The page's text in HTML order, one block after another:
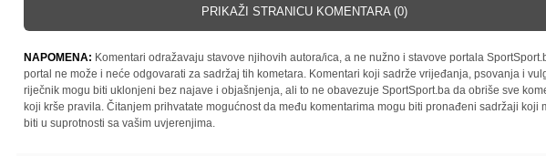
PRIKAŽI STRANICU KOMENTARA (0)
NAPOMENA: Komentari odražavaju stavove njihovih autora/ica, a ne nužno i stavove portala
portal ne može i neće odgovarati za sadržaj tih kometara. Komentari koji sadrže vrijeđanja, psovanja i
riječnik mogu biti uklonjeni bez najave i objašnjenja, ali to ne obavezuje SportSport.ba da obriše sve
koji krše pravila. Čitanjem prihvatate mogućnost da među komentarima mogu biti pronađeni sadržaji koji
biti u suprotnosti sa vašim uvjerenjima.